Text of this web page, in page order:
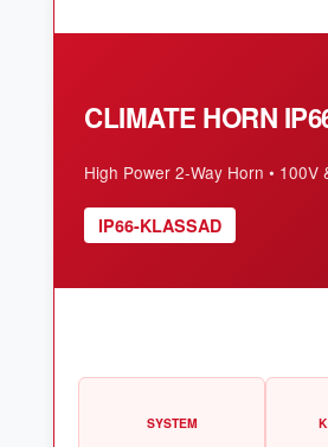
CLIMATE HORN
High Power 2-Way Horn • 100V
IP66-KLASSAD
SYSTEM